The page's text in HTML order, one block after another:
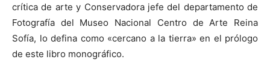
crítica de arte y Conservadora jefe del departamento de
Fotografía del Museo Nacional Centro de Arte Reina
Sofía, lo defina como «cercano a la tierra» en el prólogo
de este libro monográfico.